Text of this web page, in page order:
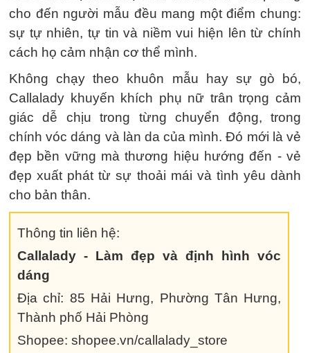
cho đến người mẫu đều mang một điểm chung:
sự tự nhiên, tự tin và niềm vui hiện lên từ chính
cách họ cảm nhận cơ thể mình.
Không chạy theo khuôn mẫu hay sự gò bó,
Callalady khuyến khích phụ nữ trân trọng cảm
giác dễ chịu trong từng chuyển động, trong
chính vóc dáng và làn da của mình. Đó mới là vẻ
đẹp bền vững mà thương hiệu hướng đến - vẻ
đẹp xuất phát từ sự thoải mái và tình yêu dành
cho bản thân.
Thông tin liên hệ:
Callalady - Làm đẹp và định hình vóc
dáng
Địa chỉ: 85 Hải Hưng, Phường Tân Hưng,
Thành phố Hải Phòng
Shopee: shopee.vn/callalady_store